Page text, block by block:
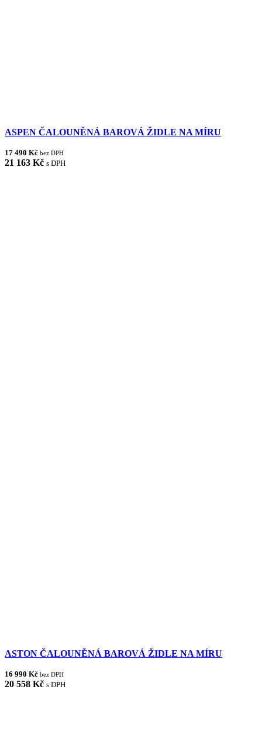
ASPEN ČALOUNĚNÁ BAROVÁ ŽIDLE NA MÍRU
17 490 Kč bez DPH
21 163 Kč s DPH
ASTON ČALOUNĚNÁ BAROVÁ ŽIDLE NA MÍRU
16 990 Kč bez DPH
20 558 Kč s DPH